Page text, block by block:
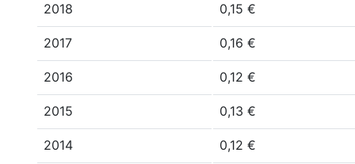
2018 0,15 €
2017 0,16 €
2016 0,12 €
2015 0,13 €
2014 0,12 €